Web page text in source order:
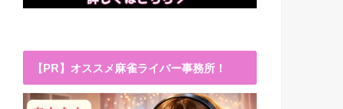
【PR】オススメ麻雀ライバー事務所！